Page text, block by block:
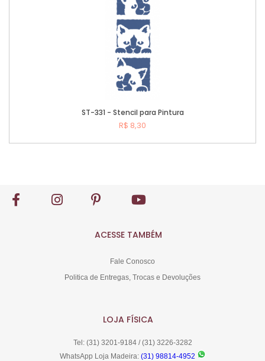
ST-331 - Stencil para Pintura
R$ 8,30
ACESSE TAMBÉM
Fale Conosco
Politica de Entregas, Trocas e Devoluções
LOJA FÍSICA
Tel: (31) 3201-9184 / (31) 3226-3282
WhatsApp Loja Madeira: (31) 98814-4952